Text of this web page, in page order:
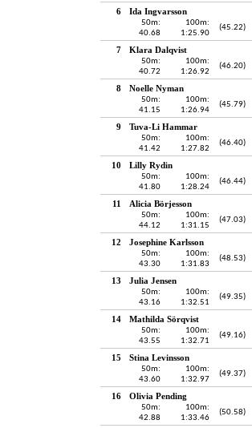
6 Ida Ingvarsson
50m:
40.68
100m:
1:25.90
(45.22)
7 Klara Dalqvist
50m:
40.72
100m:
1:26.92
(46.20)
8 Noelle Nyman
50m:
41.15
100m:
1:26.94
(45.79)
9 Tuva-Li Hammar
50m:
41.42
100m:
1:27.82
(46.40)
10 Lilly Rydin
50m:
41.80
100m:
1:28.24
(46.44)
11 Alicia Börjesson
50m:
44.12
100m:
1:31.15
(47.03)
12 Josephine Karlsson
50m:
43.30
100m:
1:31.83
(48.53)
13 Julia Jensen
50m:
43.16
100m:
1:32.51
(49.35)
14 Mathilda Sörqvist
50m:
43.55
100m:
1:32.71
(49.16)
15 Stina Levinsson
50m:
43.60
100m:
1:32.97
(49.37)
16 Olivia Pending
50m:
42.88
100m:
1:33.46
(50.58)